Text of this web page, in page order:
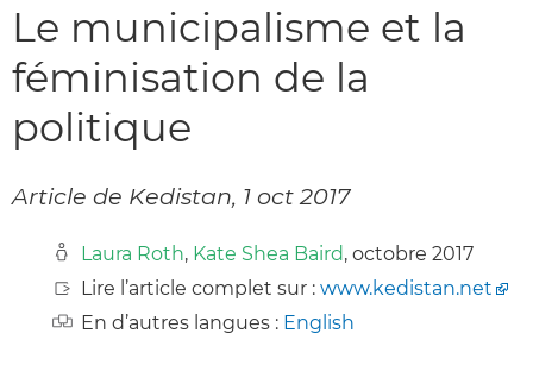
Le municipalisme et la
féminisation de la
politique
Article de Kedistan, 1 oct 2017
Laura Roth, Kate Shea Baird, octobre 2017
Lire l’article complet sur : www.kedistan.net
En d’autres langues : English